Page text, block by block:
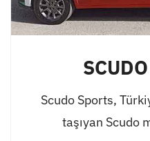
Scudo Sports,
taşıyan Scudo